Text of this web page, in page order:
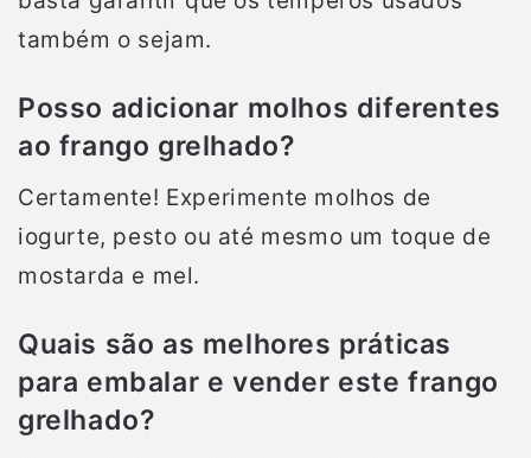
também o sejam.
Posso adicionar molhos diferentes
ao frango grelhado?
Certamente! Experimente molhos de
iogurte, pesto ou até mesmo um toque de
mostarda e mel.
Quais são as melhores práticas
para embalar e vender este frango
grelhado?